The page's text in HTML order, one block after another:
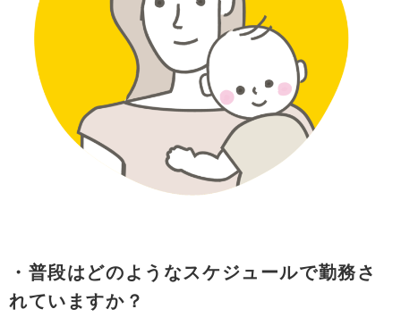
・普段はどのようなスケジュールで勤務さ
れていますか？